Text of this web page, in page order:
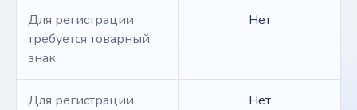
Для регистрации
требуется товарный
знак
Нет
Для регистрации
Нет